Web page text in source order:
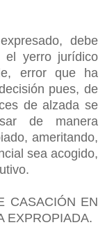
debe
el yerro jurídico
error que ha
pues, de
de alzada se
de manera
ameritando,
sea acogido,
CASACIÓN EN
EXPROPIADA.